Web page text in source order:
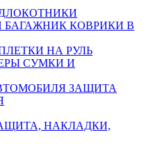
КОВРИКИ В
НА РУЛЬ
СУМКИ И
ЗАЩИТА